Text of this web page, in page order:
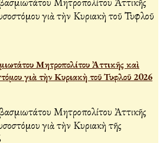
Μητροπολίτου Ἀττικῆς καὶ
γιὰ τὴν Κυριακὴ τοῦ Τυφλοῦ 2026